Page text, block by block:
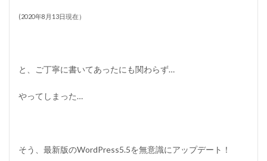
(2020年8月13日現在）
と、ご丁寧に書いてあったにも関わらず…
やってしまった…
そう、最新版のWordPress5.5を無意識にアップデート！